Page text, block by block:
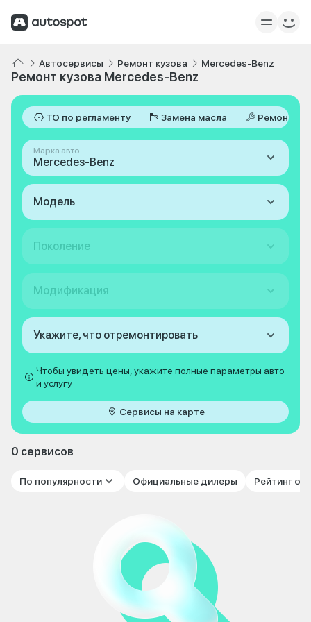
Автосервисы Ремонт кузова Mercedes-Benz
Ремонт кузова Mercedes-Benz
ТО по регламенту Замена масла Ремонт
Марка авто
Mercedes-Benz
Модель
Поколение
Модификация
Укажите, что отремонтировать
Чтобы увидеть цены, укажите полные параметры авто
и услугу
Сервисы на карте
0 сервисов
По популярности Официальные дилеры Рейтинг